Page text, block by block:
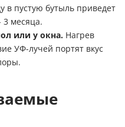
в пустую бутыль приведет
3 месяца.
или у окна. Нагрев
УФ-лучей портят вкус